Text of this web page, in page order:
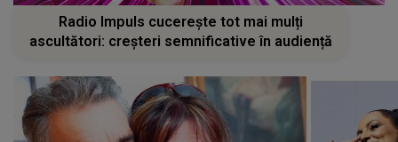
Radio Impuls cucerește tot mai mulți
ascultători: creșteri semnificative în audiență